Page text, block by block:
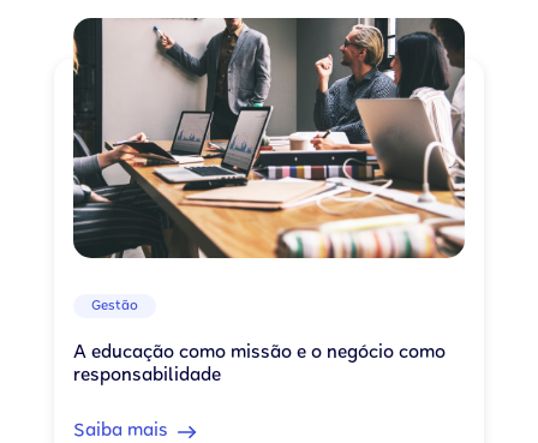
Gestão
A educação como missão e o negócio como
responsabilidade
Saiba mais